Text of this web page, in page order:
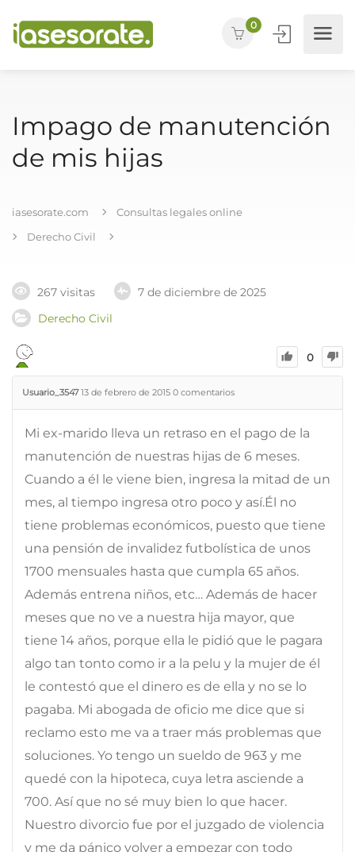
0
Impago de manutención
de mis hijas
iasesorate.com
Consultas legales online
Derecho Civil
267 visitas
7 de diciembre de 2025
Derecho Civil
0
Usuario_3547 13 de febrero de 2015 0 comentarios
Mi ex-marido lleva un retraso en el pago de la
manutención de nuestras hijas de 6 meses.
Cuando a él le viene bien, ingresa la mitad de un
mes, al tiempo ingresa otro poco y así.Él no
tiene problemas económicos, puesto que tiene
una pensión de invalidez futbolística de unos
1700 mensuales hasta que cumpla 65 años.
Además entrena niños, etc… Además de hacer
meses que no ve a nuestra hija mayor, que
tiene 14 años, porque ella le pidió que le pagara
algo tan tonto como ir a la pelu y la mujer de él
le contestó que el dinero es de ella y no se lo
pagaba. Mi abogada de oficio me dice que si
reclamo esto me va a traer más problemas que
soluciones. Yo tengo un sueldo de 963 y me
quedé con la hipoteca, cuya letra asciende a
700. Así que no sé muy bien lo que hacer.
Nuestro divorcio fue por el juzgado de violencia
y me da pánico volver a empezar con todo